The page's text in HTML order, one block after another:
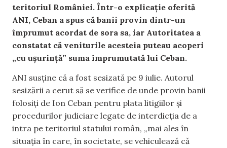
teritoriul României. Într-o explicație oferită
ANI, Ceban a spus că banii provin dintr-un
împrumut acordat de sora sa, iar Autoritatea a
constatat că veniturile acesteia puteau acoperi
„cu ușurință” suma împrumutată lui Ceban.
ANI susține că a fost sesizată pe 9 iulie. Autorul
sesizării a cerut să se verifice de unde provin banii
folosiți de Ion Ceban pentru plata litigiilor și
procedurilor judiciare legate de interdicția de a
intra pe teritoriul statului român, „mai ales în
situația în care, în societate, se vehiculează că